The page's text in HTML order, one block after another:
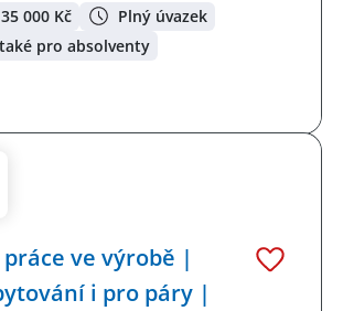
000 Kč
Plný úvazek
pro absolventy
práce ve výrobě |
i pro páry |